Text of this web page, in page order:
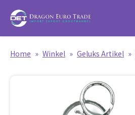
Home » Winkel » Geluks Artikel »